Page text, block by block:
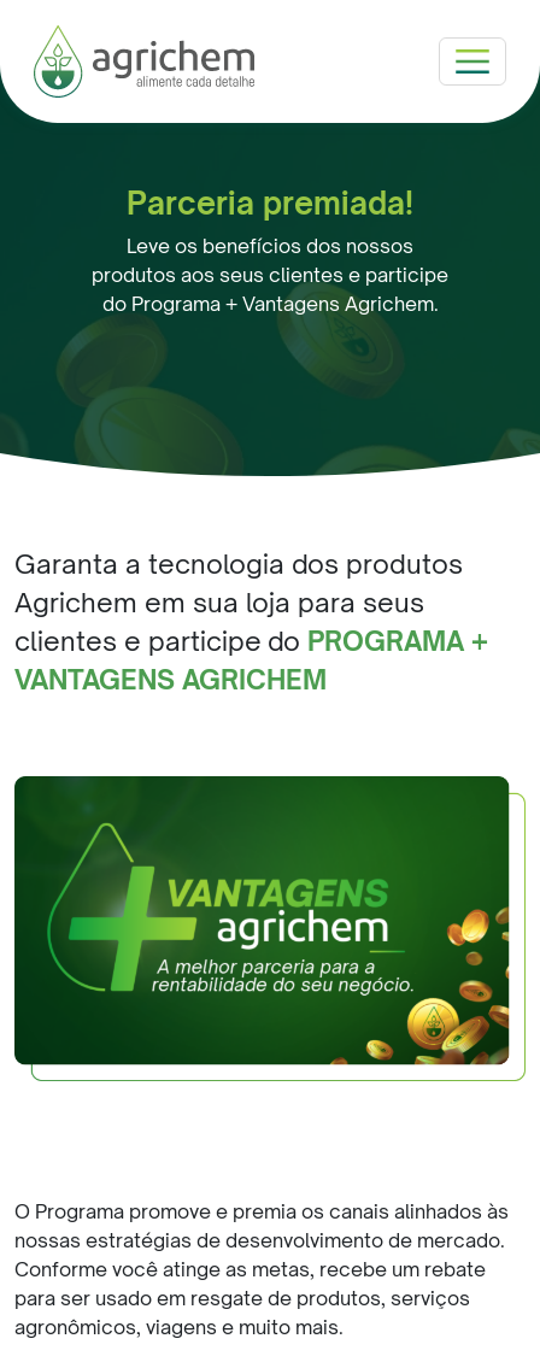
Parceria premiada!
Leve os benefícios dos nossos
produtos aos seus clientes e participe
do Programa + Vantagens Agrichem.
Garanta a tecnologia dos produtos
Agrichem em sua loja para seus
clientes e participe do PROGRAMA +
VANTAGENS AGRICHEM
O Programa promove e premia os canais alinhados às
nossas estratégias de desenvolvimento de mercado.
Conforme você atinge as metas, recebe um rebate
para ser usado em resgate de produtos, serviços
agronômicos, viagens e muito mais.